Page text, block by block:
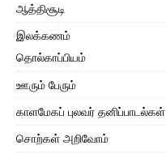
ஆத்திசூடி
இலக்கணம்
தொல்காப்பியம்
ஊரும் பேரும்
காளமேகப் புலவர் தனிப்பாடல்கள்
சொற்கள் அறிவோம்